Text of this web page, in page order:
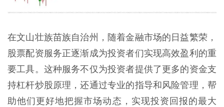
在文山壮族苗族自治州，随着金融市场的日益繁荣，
股票配资服务正逐渐成为投资者们实现高效盈利的重
要工具。这种服务不仅为投资者提供了更多的资金支
持杠杆炒股原理，还通过专业的指导和风险管理，帮
助他们更好地把握市场动态，实现投资回报的最大